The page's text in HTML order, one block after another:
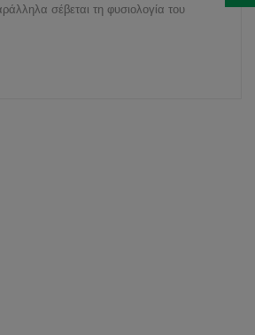
σέβεται τη φυσιολογία του